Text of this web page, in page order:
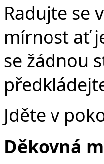
Radujte se
mírnost ať
se žádnou
Jděte v
Děkovná